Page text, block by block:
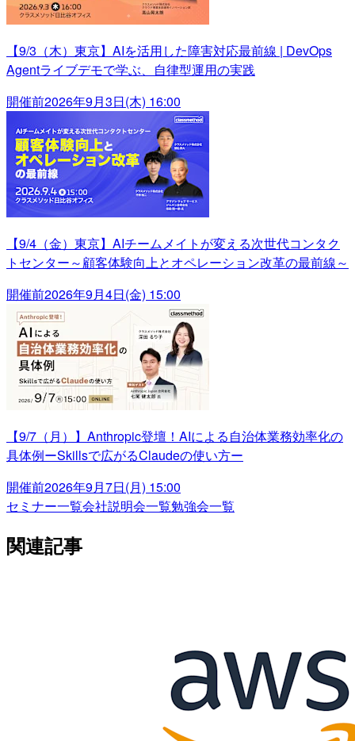
【9/3（木）東京】AIを活用した障害対応最前線 | DevOps
Agentライブデモで学ぶ、自律型運用の実践
開催前2026年9月3日(木) 16:00
【9/4（金）東京】AIチームメイトが変える次世代コンタク
トセンター～顧客体験向上とオペレーション改革の最前線～
開催前2026年9月4日(金) 15:00
【9/7（月）】Anthropic登壇！AIによる自治体業務効率化の
具体例ーSkillsで広がるClaudeの使い方ー
開催前2026年9月7日(月) 15:00
セミナー一覧会社説明会一覧勉強会一覧
関連記事